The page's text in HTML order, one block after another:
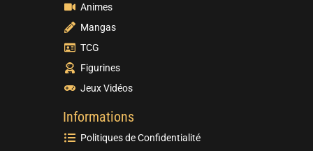
Animes
Mangas
TCG
Figurines
Jeux Vidéos
Informations
Politiques de Confidentialité